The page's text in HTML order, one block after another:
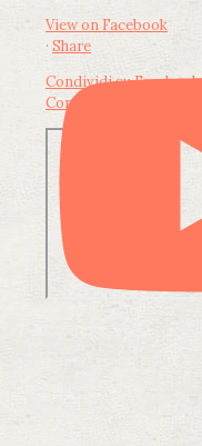
View on Facebook
· Share
Condividi su Facebook
Condividi su LinkedIn